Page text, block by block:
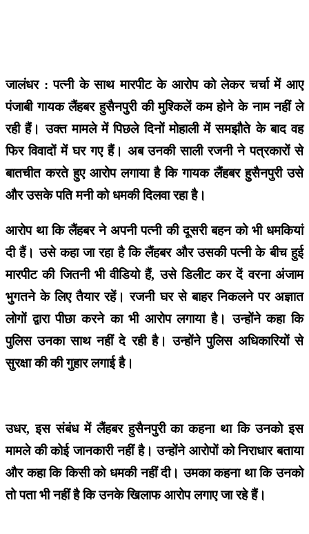
जालंधर : पत्नी के साथ मारपीट के आरोप को लेकर चर्चा में आए
पंजाबी गायक लैंहबर हुसैनपुरी की मुश्किलें कम होने के नाम नहीं ले
रही हैं। उक्त मामले में पिछले दिनों मोहाली में समझौते के बाद वह
फिर विवादों में घर गए हैं। अब उनकी साली रजनी ने पत्रकारों से
बातचीत करते हुए आरोप लगाया है कि गायक लैंहबर हुसैनपुरी उसे
और उसके पति मनी को धमकी दिलवा रहा है।
आरोप था कि लैंहबर ने अपनी पत्नी की दूसरी बहन को भी धमकियां
दी हैं। उसे कहा जा रहा है कि लैंहबर और उसकी पत्नी के बीच हुई
मारपीट की जितनी भी वीडियो हैं, उसे डिलीट कर दें वरना अंजाम
भुगतने के लिए तैयार रहें। रजनी घर से बाहर निकलने पर अज्ञात
लोगों द्वारा पीछा करने का भी आरोप लगाया है। उन्होंने कहा कि
पुलिस उनका साथ नहीं दे रही है। उन्होंने पुलिस अधिकारियों से
सुरक्षा की की गुहार लगाई है।
उधर, इस संबंध में लैंहबर हुसैनपुरी का कहना था कि उनको इस
मामले की कोई जानकारी नहीं है। उन्होंने आरोपों को निराधार बताया
और कहा कि किसी को धमकी नहीं दी। उमका कहना था कि उनको
तो पता भी नहीं है कि उनके खिलाफ आरोप लगाए जा रहे हैं।